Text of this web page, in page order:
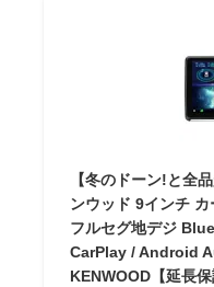
【冬のドーン!と全
ンウッド 9インチ
フルセグ地デジ
CarPlay / Android
KENWOOD【延長保